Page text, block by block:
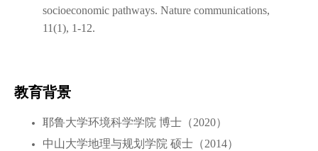
socioeconomic pathways. Nature communications,
11(1), 1-12.
教育背景
耶鲁大学环境科学学院 博士（2020）
中山大学地理与规划学院 硕士（2014）